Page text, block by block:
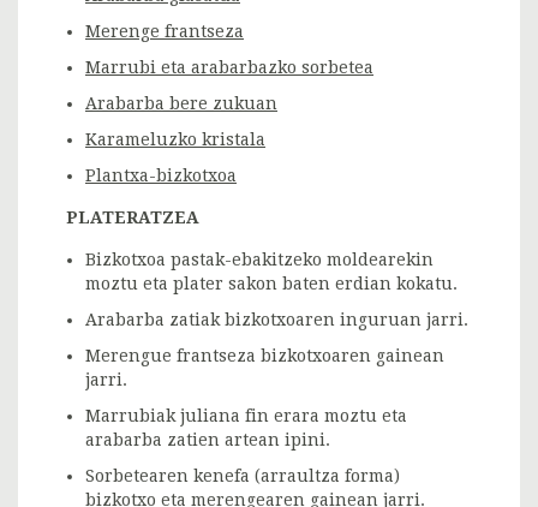
Merenge frantseza
Marrubi eta arabarbazko sorbetea
Arabarba bere zukuan
Karameluzko kristala
Plantxa-bizkotxoa
PLATERATZEA
Bizkotxoa pastak-ebakitzeko moldearekin
moztu eta plater sakon baten erdian kokatu.
Arabarba zatiak bizkotxoaren inguruan jarri.
Merengue frantseza bizkotxoaren gainean
jarri.
Marrubiak juliana fin erara moztu eta
arabarba zatien artean ipini.
Sorbetearen kenefa (arraultza forma)
bizkotxo eta merengearen gainean jarri.